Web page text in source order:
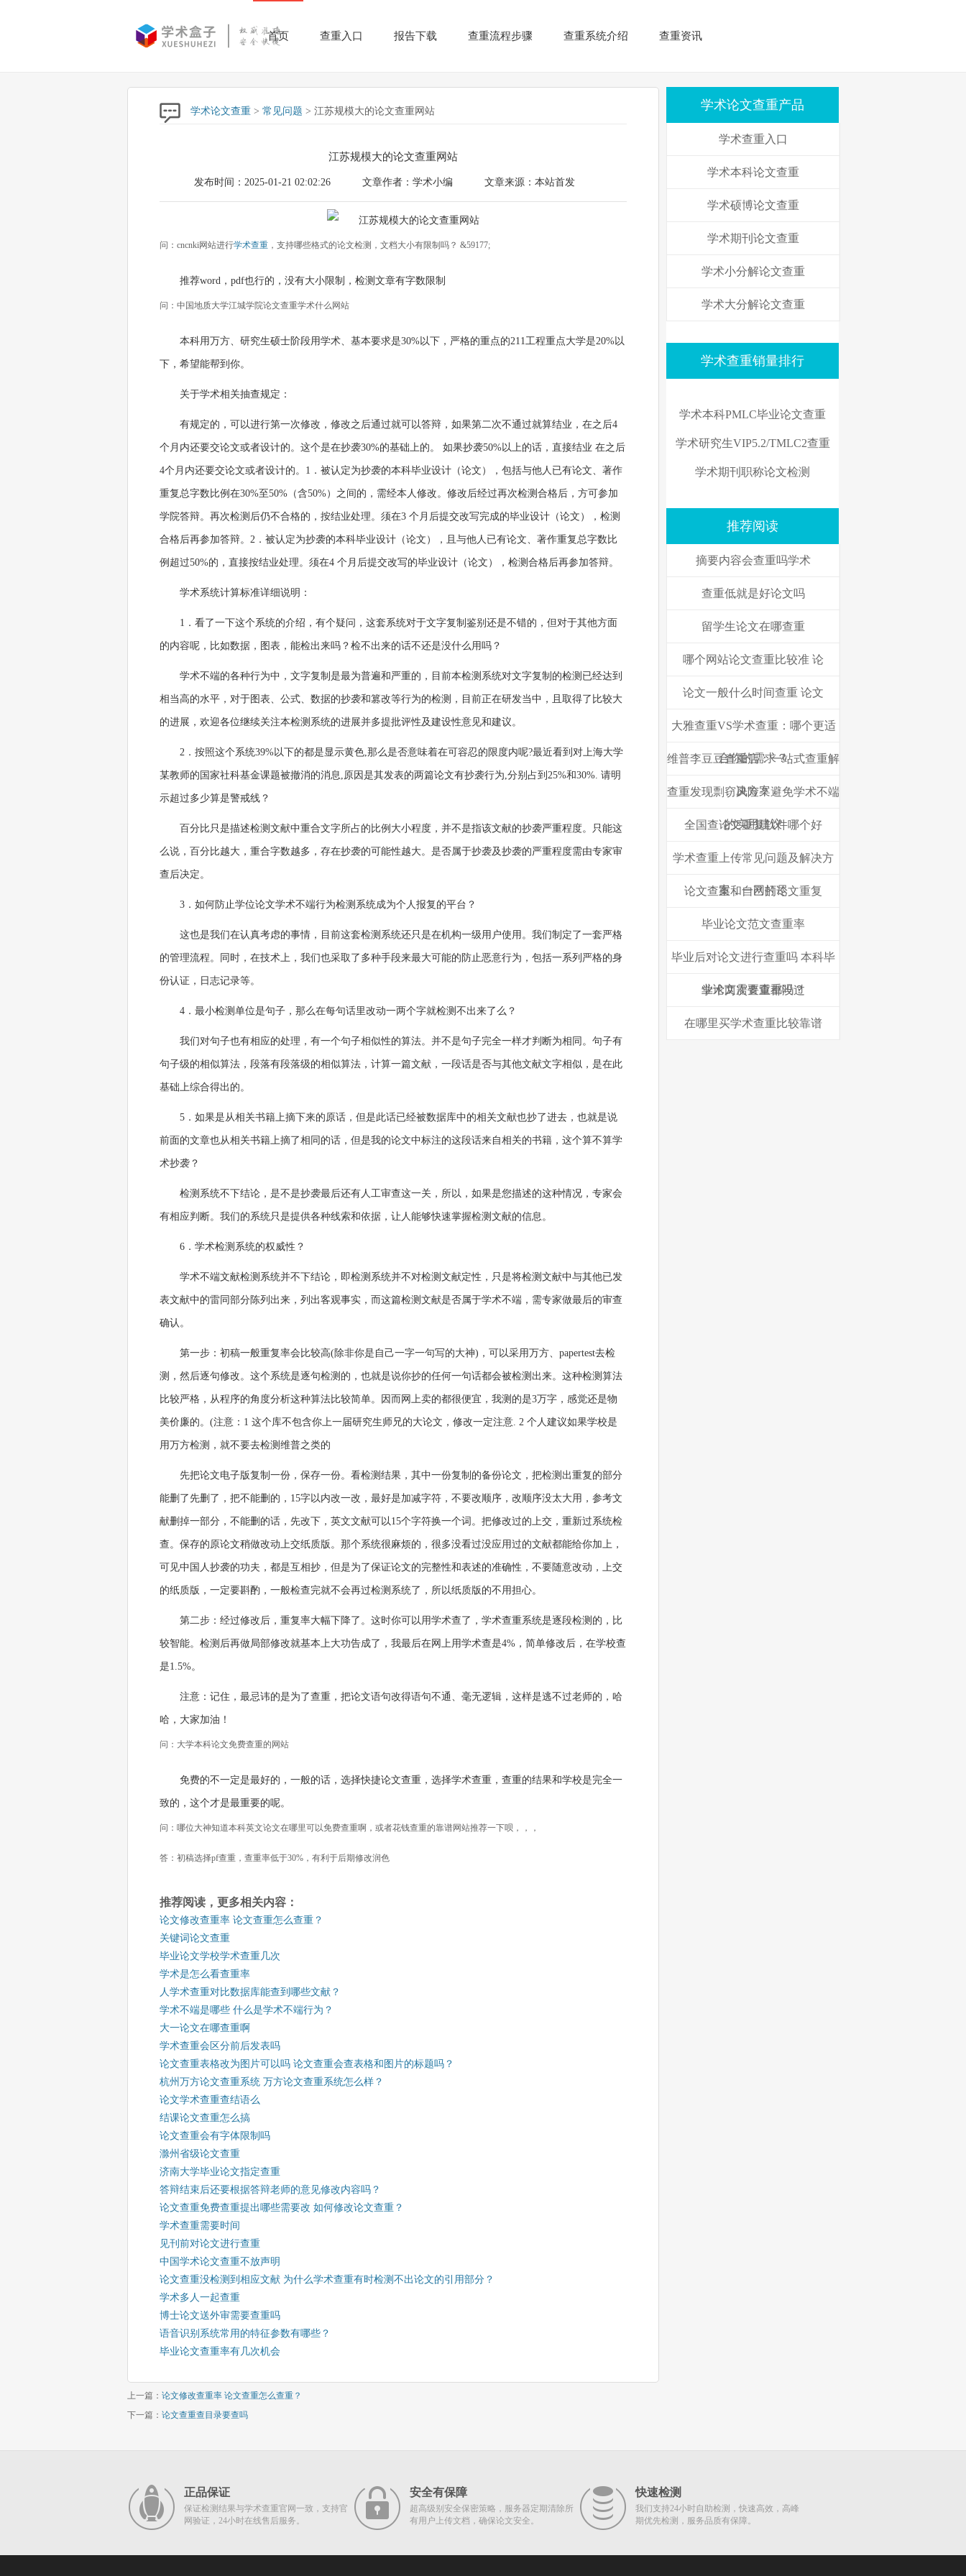
首页 查重入口 报告下载 查重流程步骤 查重系统介绍 查重资讯
学术论文查重 > 常见问题 > 江苏规模大的论文查重网站
江苏规模大的论文查重网站
发布时间：2025-01-21 02:02:26 文章作者：学术小编 文章来源：本站首发
问：cncnki网站进行学术查重 ，支持哪些格式的论文检测，文档大小有限制吗？ &59177;
推荐word，pdf也行的，没有大小限制，检测文章有字数限制
问：中国地质大学江城学院论文查重学术什么网站
本科用万方、研究生硕士阶段用学术、基本要求是30%以下，严格的重点的211工程重点大学是20%以
下，希望能帮到你。
关于学术相关抽查规定：
有规定的，可以进行第一次修改，修改之后通过就可以答辩，如果第二次不通过就算结业，在之后4
个月内还要交论文或者设计的。这个是在抄袭30%的基础上的。 如果抄袭50%以上的话，直接结业 在之后
4个月内还要交论文或者设计的。1．被认定为抄袭的本科毕业设计（论文），包括与他人已有论文、著作
重复总字数比例在30%至50%（含50%）之间的，需经本人修改。修改后经过再次检测合格后，方可参加
学院答辩。再次检测后仍不合格的，按结业处理。须在3 个月后提交改写完成的毕业设计（论文），检测
合格后再参加答辩。2．被认定为抄袭的本科毕业设计（论文），且与他人已有论文、著作重复总字数比
例超过50%的，直接按结业处理。须在4 个月后提交改写的毕业设计（论文），检测合格后再参加答辩。
学术系统计算标准详细说明：
1．看了一下这个系统的介绍，有个疑问，这套系统对于文字复制鉴别还是不错的，但对于其他方面
的内容呢，比如数据，图表，能检出来吗？检不出来的话不还是没什么用吗？
学术不端的各种行为中，文字复制是最为普遍和严重的，目前本检测系统对文字复制的检测已经达到
相当高的水平，对于图表、公式、数据的抄袭和篡改等行为的检测，目前正在研发当中，且取得了比较大
的进展，欢迎各位继续关注本检测系统的进展并多提批评性及建设性意见和建议。
2．按照这个系统39%以下的都是显示黄色,那么是否意味着在可容忍的限度内呢?最近看到对上海大学
某教师的国家社科基金课题被撤消的消息,原因是其发表的两篇论文有抄袭行为,分别占到25%和30%. 请明
示超过多少算是警戒线？
百分比只是描述检测文献中重合文字所占的比例大小程度，并不是指该文献的抄袭严重程度。只能这
么说，百分比越大，重合字数越多，存在抄袭的可能性越大。是否属于抄袭及抄袭的严重程度需由专家审
查后决定。
3．如何防止学位论文学术不端行为检测系统成为个人报复的平台？
这也是我们在认真考虑的事情，目前这套检测系统还只是在机构一级用户使用。我们制定了一套严格
的管理流程。同时，在技术上，我们也采取了多种手段来最大可能的防止恶意行为，包括一系列严格的身
份认证，日志记录等。
4．最小检测单位是句子，那么在每句话里改动一两个字就检测不出来了么？
我们对句子也有相应的处理，有一个句子相似性的算法。并不是句子完全一样才判断为相同。句子有
句子级的相似算法，段落有段落级的相似算法，计算一篇文献，一段话是否与其他文献文字相似，是在此
基础上综合得出的。
5．如果是从相关书籍上摘下来的原话，但是此话已经被数据库中的相关文献也抄了进去，也就是说
前面的文章也从相关书籍上摘了相同的话，但是我的论文中标注的这段话来自相关的书籍，这个算不算学
术抄袭？
检测系统不下结论，是不是抄袭最后还有人工审查这一关，所以，如果是您描述的这种情况，专家会
有相应判断。我们的系统只是提供各种线索和依据，让人能够快速掌握检测文献的信息。
6．学术检测系统的权威性？
学术不端文献检测系统并不下结论，即检测系统并不对检测文献定性，只是将检测文献中与其他已发
表文献中的雷同部分陈列出来，列出客观事实，而这篇检测文献是否属于学术不端，需专家做最后的审查
确认。
第一步：初稿一般重复率会比较高(除非你是自己一字一句写的大神)，可以采用万方、papertest去检
测，然后逐句修改。这个系统是逐句检测的，也就是说你抄的任何一句话都会被检测出来。这种检测算法
比较严格，从程序的角度分析这种算法比较简单。因而网上卖的都很便宜，我测的是3万字，感觉还是物
美价廉的。(注意：1 这个库不包含你上一届研究生师兄的大论文，修改一定注意. 2 个人建议如果学校是
用万方检测，就不要去检测维普之类的
先把论文电子版复制一份，保存一份。看检测结果，其中一份复制的备份论文，把检测出重复的部分
能删了先删了，把不能删的，15字以内改一改，最好是加减字符，不要改顺序，改顺序没太大用，参考文
献删掉一部分，不能删的话，先改下，英文文献可以15个字符换一个词。把修改过的上交，重新过系统检
查。保存的原论文稍做改动上交纸质版。那个系统很麻烦的，很多没看过没应用过的文献都能给你加上，
可见中国人抄袭的功夫，都是互相抄，但是为了保证论文的完整性和表述的准确性，不要随意改动，上交
的纸质版，一定要斟酌，一般检查完就不会再过检测系统了，所以纸质版的不用担心。
第二步：经过修改后，重复率大幅下降了。这时你可以用学术查了，学术查重系统是逐段检测的，比
较智能。检测后再做局部修改就基本上大功告成了，我最后在网上用学术查是4%，简单修改后，在学校查
是1.5%。
注意：记住，最忌讳的是为了查重，把论文语句改得语句不通、毫无逻辑，这样是逃不过老师的，哈
哈，大家加油！
问：大学本科论文免费查重的网站
免费的不一定是最好的，一般的话，选择快捷论文查重，选择学术查重，查重的结果和学校是完全一
致的，这个才是最重要的呢。
问：哪位大神知道本科英文论文在哪里可以免费查重啊，或者花钱查重的靠谱网站推荐一下呗，，，
答：初稿选择pf查重，查重率低于30%，有利于后期修改润色
推荐阅读，更多相关内容：
论文修改查重率 论文查重怎么查重？
关键词论文查重
毕业论文学校学术查重几次
学术是怎么看查重率
人学术查重对比数据库能查到哪些文献？
学术不端是哪些 什么是学术不端行为？
大一论文在哪查重啊
学术查重会区分前后发表吗
论文查重表格改为图片可以吗 论文查重会查表格和图片的标题吗？
杭州万方论文查重系统 万方论文查重系统怎么样？
论文学术查重查结语么
结课论文查重怎么搞
论文查重会有字体限制吗
滁州省级论文查重
济南大学毕业论文指定查重
答辩结束后还要根据答辩老师的意见修改内容吗？
论文查重免费查重提出哪些需要改 如何修改论文查重？
学术查重需要时间
见刊前对论文进行查重
中国学术论文查重不放声明
论文查重没检测到相应文献 为什么学术查重有时检测不出论文的引用部分？
学术多人一起查重
博士论文送外审需要查重吗
语音识别系统常用的特征参数有哪些？
毕业论文查重率有几次机会
上一篇： 论文修改查重率 论文查重怎么查重？
下一篇： 论文查重查目录要查吗
学术论文查重产品
学术查重入口
学术本科论文查重
学术硕博论文查重
学术期刊论文查重
学术小分解论文查重
学术大分解论文查重
学术查重销量排行
学术本科PMLC毕业论文查重
学术研究生VIP5.2/TMLC2查重
学术期刊职称论文检测
推荐阅读
摘要内容会查重吗学术
查重低就是好论文吗
留学生论文在哪查重
哪个网站论文查重比较准 论
论文一般什么时间查重 论文
大雅查重VS学术查重：哪个更适
合你的需求？
维普李豆豆查重店：一站式查重解
决方案
查重发现剽窃风险？避免学术不端
的实用建议
全国查论文重复软件哪个好
学术查重上传常见问题及解决方
案，一网打尽
论文查重和自己的论文重复
毕业论文范文查重率
毕业后对论文进行查重吗 本科毕
业论文需要查重吗？
学术两次查重都没过
在哪里买学术查重比较靠谱
正品保证
保证检测结果与学术查重官网一致，支持官
网验证，24小时在线售后服务。
安全有保障
超高级别安全保密策略，服务器定期清除所
有用户上传文档，确保论文安全。
快速检测
我们支持24小时自助检测，快速高效，高峰
期优先检测，服务品质有保障。